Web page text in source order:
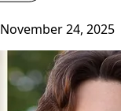
November 24, 2025